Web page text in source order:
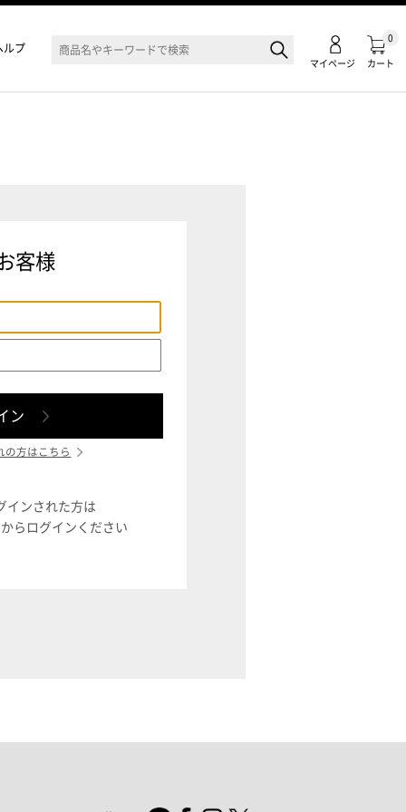
カート
0
マイページ
ルプ
客様
の方はこちら
インされた方は
らログインください